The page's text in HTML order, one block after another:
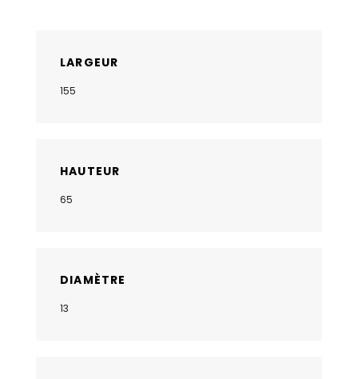
LARGEUR
155
HAUTEUR
65
DIAMÈTRE
13